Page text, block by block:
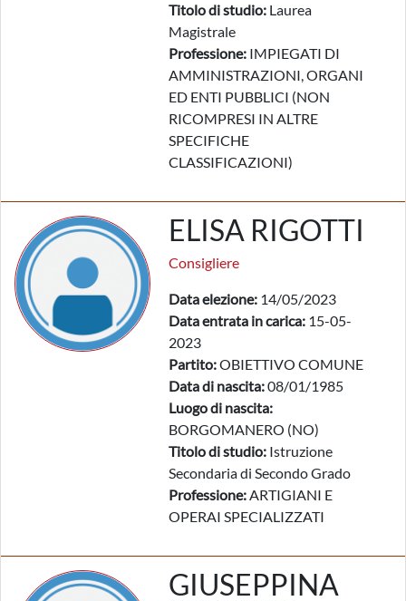
Titolo di studio: Laurea
Magistrale
Professione: IMPIEGATI DI
AMMINISTRAZIONI, ORGANI
ED ENTI PUBBLICI (NON
RICOMPRESI IN ALTRE
SPECIFICHE
CLASSIFICAZIONI)
ELISA RIGOTTI
Consigliere
Data elezione: 14/05/2023
Data entrata in carica: 15-05-
2023
Partito:OBIETTIVO COMUNE
Data di nascita:08/01/1985
Luogo di nascita:
BORGOMANERO (NO)
Titolo di studio: Istruzione
Secondaria di Secondo Grado
Professione:ARTIGIANI E
OPERAI SPECIALIZZATI
GIUSEPPINA